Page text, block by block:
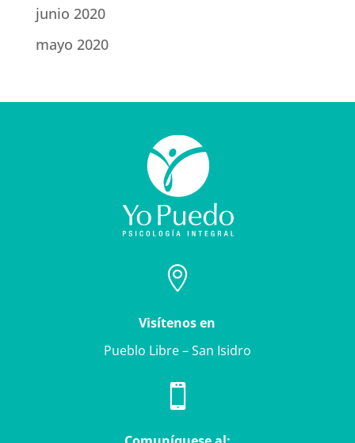
junio 2020
mayo 2020

Visítenos en
Pueblo Libre – San Isidro
